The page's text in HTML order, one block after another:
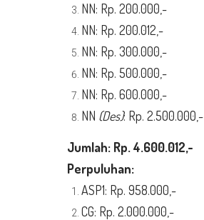
NN: Rp. 200.000,-
NN: Rp. 200.012,-
NN: Rp. 300.000,-
NN: Rp. 500.000,-
NN: Rp. 600.000,-
NN (Des): Rp. 2.500.000,-
Jumlah: Rp. 4.600.012,-
Perpuluhan:
ASP1: Rp. 958.000,-
CG: Rp. 2.000.000,-